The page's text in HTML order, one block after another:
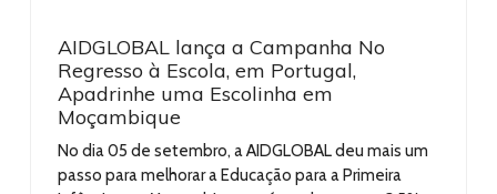
AIDGLOBAL lança a Campanha No
Regresso à Escola, em Portugal,
Apadrinhe uma Escolinha em
Moçambique
No dia 05 de setembro, a AIDGLOBAL deu mais um
passo para melhorar a Educação para a Primeira